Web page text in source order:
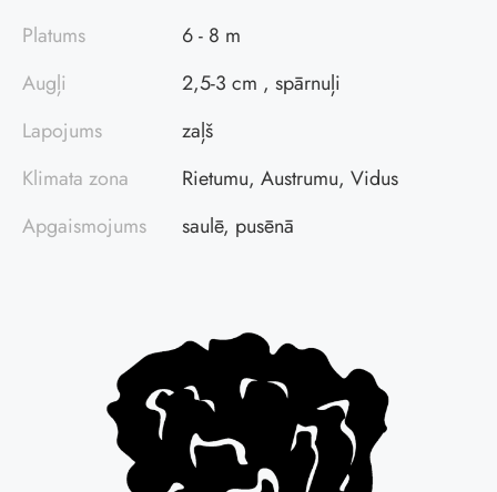
Platums
6 - 8 m
Augļi
2,5-3 cm , spārnuļi
Lapojums
zaļš
Klimata zona
Rietumu, Austrumu, Vidus
Apgaismojums
saulē, pusēnā